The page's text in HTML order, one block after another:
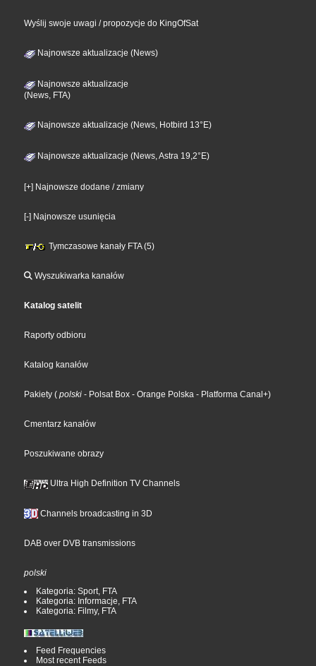
Wyślij swoje uwagi / propozycje do KingOfSat
Najnowsze aktualizacje (News)
Najnowsze aktualizacje
(News, FTA)
Najnowsze aktualizacje (News, Hotbird 13°E)
Najnowsze aktualizacje (News, Astra 19,2°E)
[+] Najnowsze dodane / zmiany
[-] Najnowsze usunięcia
Tymczasowe kanały FTA (5)
Wyszukiwarka kanałów
Katalog satelit
Raporty odbioru
Katalog kanałów
Pakiety ( polski - Polsat Box - Orange Polska - Platforma Canal+)
Cmentarz kanałów
Poszukiwane obrazy
Ultra High Definition TV Channels
Channels broadcasting in 3D
DAB over DVB transmissions
polski
Kategoria: Sport, FTA
Kategoria: Informacje, FTA
Kategoria: Filmy, FTA
Feed Frequencies
Most recent Feeds